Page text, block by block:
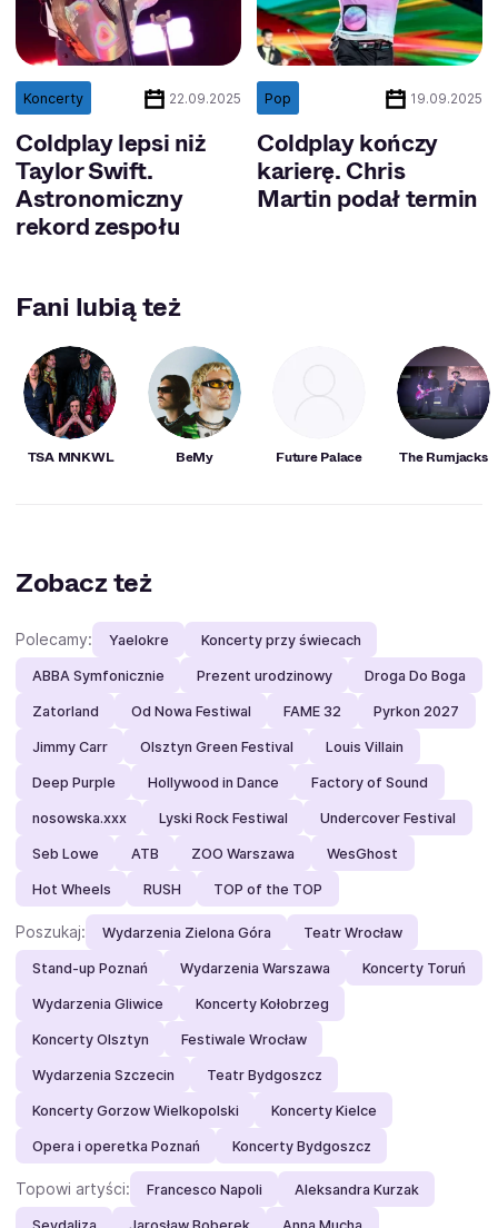
Koncerty 22.09.2025
Coldplay lepsi niż
Taylor Swift.
Astronomiczny
rekord zespołu
Pop 19.09.2025
Coldplay kończy
karierę. Chris
Martin podał termin
Fani lubią też
TSA MNKWL BeMy Future Palace The Rumjacks
Zobacz też
Polecamy: Yaelokre Koncerty przy świecach
ABBA Symfonicznie Prezent urodzinowy Droga Do Boga
Zatorland Od Nowa Festiwal FAME 32 Pyrkon 2027
Jimmy Carr Olsztyn Green Festival Louis Villain
Deep Purple Hollywood in Dance Factory of Sound
nosowska.xxx Lyski Rock Festiwal Undercover Festival
Seb Lowe ATB ZOO Warszawa WesGhost
Hot Wheels RUSH TOP of the TOP
Poszukaj: Wydarzenia Zielona Góra Teatr Wrocław
Stand-up Poznań Wydarzenia Warszawa Koncerty Toruń
Wydarzenia Gliwice Koncerty Kołobrzeg
Koncerty Olsztyn Festiwale Wrocław
Wydarzenia Szczecin Teatr Bydgoszcz
Koncerty Gorzow Wielkopolski Koncerty Kielce
Opera i operetka Poznań Koncerty Bydgoszcz
Topowi artyści: Francesco Napoli Aleksandra Kurzak